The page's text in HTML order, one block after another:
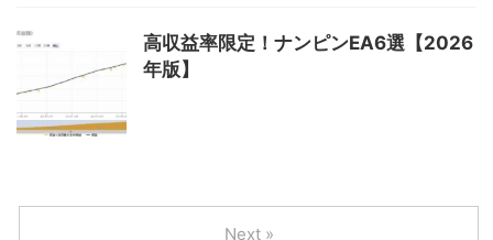
高収益率限定！ナンピンEA6選【2026
年版】
Next »